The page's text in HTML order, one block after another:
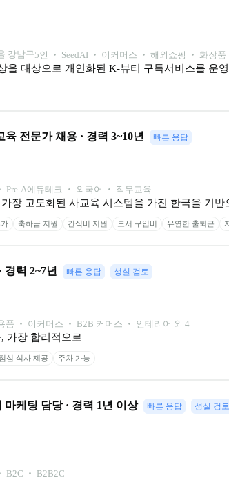
강남구5인 ‧ SeedAI ‧ 이커머스 ‧ 해외쇼핑 ‧ 화장품
을 대상으로 개인화된 K-뷰티 구독서비스를 운
전문가 채용 · 경력 3~10년 빠른 응답
Pre-A에듀테크 ‧ 외국어 ‧ 직무교육
장 고도화된 사교육 시스템을 가진 한국을 기
축하금 지원 간식비 지원 도서 구입비 유연한 출퇴근
력 2~7년 빠른 응답 성실 검토
품 ‧ 이커머스 ‧ B2B 커머스 ‧ 인테리어 외 4
가장 합리적으로
점심 식사 제공 주차 가능
케팅 담당 · 경력 1년 이상 빠른 응답
성실 검토
B2C ‧ B2B2C